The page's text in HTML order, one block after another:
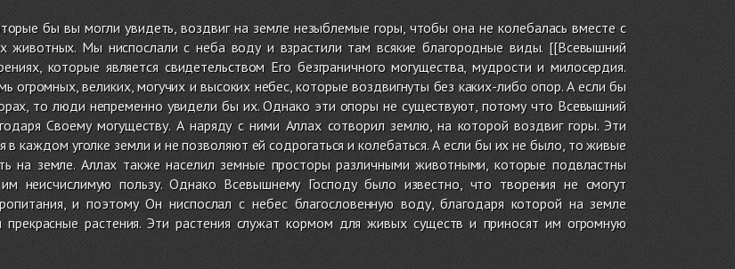
бы вы могли увидеть, воздвиг на земле незыблемые горы, чтобы она не колебалась вместе с
животных. Мы ниспослали с неба воду и взрастили там всякие благородные виды. [[Всевышний
которые является свидетельством Его безграничного могущества, мудрости и милосердия.
огромных, великих, могучих и высоких небес, которые воздвигнуты без каких-либо опор. А если бы
то люди непременно увидели бы их. Однако эти опоры не существуют, потому что Всевышний
Своему могуществу. А наряду с ними Аллах сотворил землю, на которой воздвиг горы. Эти
каждом уголке земли и не позволяют ей содрогаться и колебаться. А если бы их не было, то живые
на земле. Аллах также населил земные просторы различными животными, которые подвластны
неисчислимую пользу. Однако Всевышнему Господу было известно, что творения не смогут
и поэтому Он ниспослал с небес благословенную воду, благодаря которой на земле
прекрасные растения. Эти растения служат кормом для живых существ и приносят им огромную